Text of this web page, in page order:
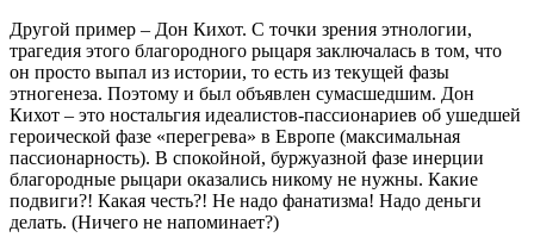
Другой пример – Дон Кихот. С точки зрения этнологии,
трагедия этого благородного рыцаря заключалась в том, что
он просто выпал из истории, то есть из текущей фазы
этногенеза. Поэтому и был объявлен сумасшедшим. Дон
Кихот – это ностальгия идеалистов-пассионариев об ушедшей
героической фазе «перегрева» в Европе (максимальная
пассионарность). В спокойной, буржуазной фазе инерции
благородные рыцари оказались никому не нужны. Какие
подвиги?! Какая честь?! Не надо фанатизма! Надо деньги
делать. (Ничего не напоминает?)